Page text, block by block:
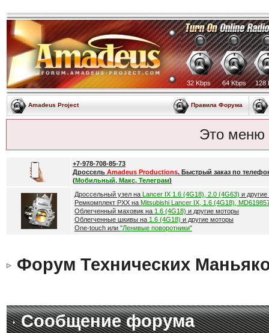
32 Kbps 64 Kbps 128
Amadeus Project Правила Форума
Это меню
+7-978-708-85-73
Дроссель Amadeus Productions. Быстрый заказ по
(Мобильный, Макс, Телеграм)
Дроссельный узел на Lancer IX 1.6 (4G18), 2.0 (4G63) и
Ремкомплект РХХ на Mitsubishi Lancer IX, 1.6 (4G18),
Облегченный маховик на 1.6 (4G18) и другие моторы
Облегченные шкивы на 1.6 (4G18) и другие моторы
One-touch или "Ленивые поворотники"
Форум Технических
Сообщение форума